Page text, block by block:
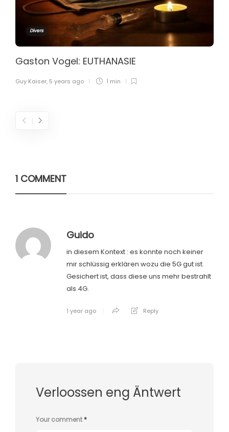
Divers
Gaston Vogel: EUTHANASIE
Guy Kaiser, 5 years ago 1 min
1 COMMENT
Guido
in diesem Kontext : es konnte noch keiner
mir schlüssig erklären wozu die 5G gut ist.
Gesichert ist, dass diese uns mehr bestrahlt
als 4G.
1 year ago Reply
Verloossen eng Äntwert
Your comment*